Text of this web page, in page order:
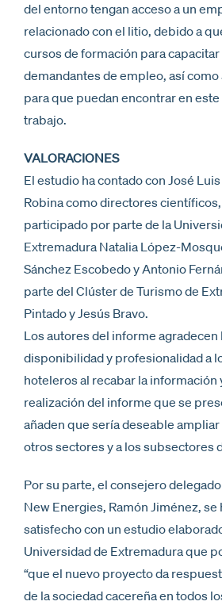
del entorno tengan acceso a un
relacionado con el litio, debido a
cursos de formación para
demandantes de empleo, así
para que puedan encontrar en
trabajo.
VALORACIONES
El estudio ha contado con José Luis
Robina como directores
participado por parte de la
Extremadura Natalia López-
Sánchez Escobedo y Antonio
parte del Clúster de Turismo de
Pintado y Jesús Bravo.
Los autores del informe agradecen
disponibilidad y profesionalidad a
hoteleros al recabar la información
realización del informe que se
añaden que sería deseable
otros sectores y a los subsectores
Por su parte, el consejero
New Energies, Ramón Jiménez,
satisfecho con un estudio
Universidad de Extremadura que
“que el nuevo proyecto da
de la sociedad cacereña en todos